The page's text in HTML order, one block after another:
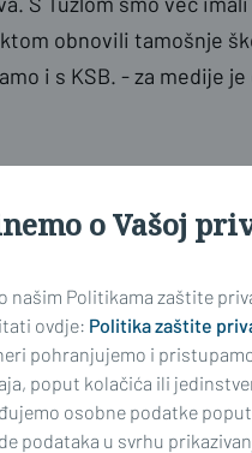
obnovili tamošnje
i s KSB. - za medije je
Federacije Bosne i
u cijelosti okrenut
punopravna
županije i
rujnu kreće natječaj za
o Vašoj
našim Politikama zaštite
ovdje: Politika zaštite
pohranjujemo i
poput kolačića ili
osobne podatke
podataka u svrhu